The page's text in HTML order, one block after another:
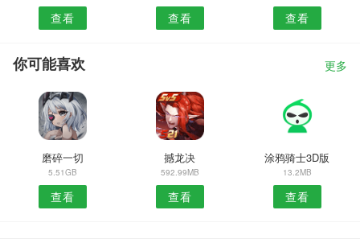
查看 查看 查看
你可能喜欢 更多
磨碎一切
5.51GB
查看
撼龙决
592.99MB
查看
涂鸦骑士3D版
13.2MB
查看